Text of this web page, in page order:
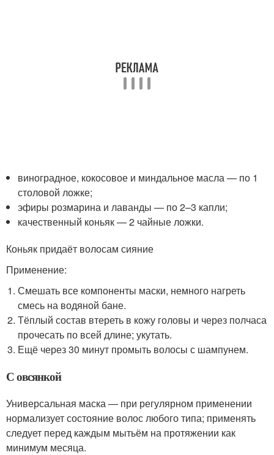
виноградное, кокосовое и миндальное масла — по 1
столовой ложке;
эфиры розмарина и лаванды — по 2–3 капли;
качественный коньяк — 2 чайные ложки.
Коньяк придаёт волосам сияние
Применение:
Смешать все компоненты маски, немного нагреть
смесь на водяной бане.
Тёплый состав втереть в кожу головы и через полчаса
прочесать по всей длине; укутать.
Ещё через 30 минут промыть волосы с шампунем.
С овсянкой
Универсальная маска — при регулярном применении
нормализует состояние волос любого типа; применять
следует перед каждым мытьём на протяжении как
минимум месяца.